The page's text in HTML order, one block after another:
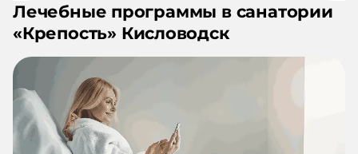
Лечебные программы в санатории
«Крепость» Кисловодск